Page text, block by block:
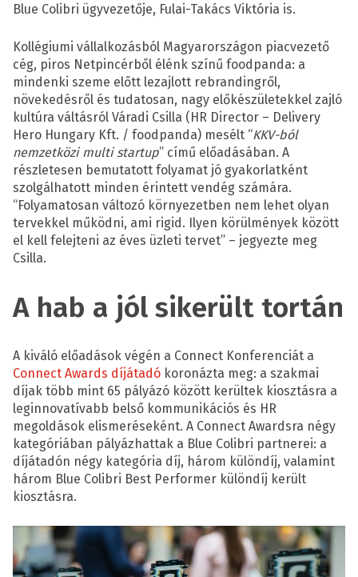
Blue Colibri ügyvezetője, Fulai-Takács Viktória is.
Kollégiumi vállalkozásból Magyarországon piacvezető
cég, piros Netpincérből élénk színű foodpanda: a
mindenki szeme előtt lezajlott rebrandingről,
növekedésről és tudatosan, nagy előkészületekkel zajló
kultúra váltásról Váradi Csilla (HR Director – Delivery
Hero Hungary Kft. / foodpanda) mesélt “KKV-ból
nemzetközi multi startup” című előadásában. A
részletesen bemutatott folyamat jó gyakorlatként
szolgálhatott minden érintett vendég számára.
“Folyamatosan változó környezetben nem lehet olyan
tervekkel működni, ami rigid. Ilyen körülmények között
el kell felejteni az éves üzleti tervet” – jegyezte meg
Csilla.
A hab a jól sikerült tortán
A kiváló előadások végén a Connect Konferenciát a
Connect Awards díjátadó koronázta meg: a szakmai
díjak több mint 65 pályázó között kerültek kiosztásra a
leginnovatívabb belső kommunikációs és HR
megoldások elismeréseként. A Connect Awardsra négy
kategóriában pályázhattak a Blue Colibri partnerei: a
díjátadón négy kategória díj, három különdíj, valamint
három Blue Colibri Best Performer különdíj került
kiosztásra.